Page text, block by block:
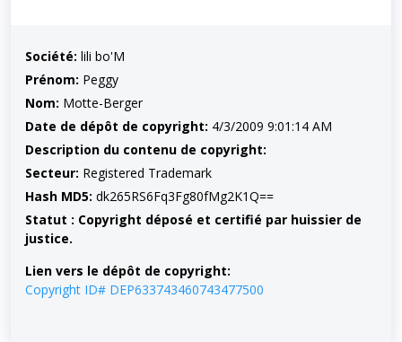
Société: lili bo'M
Prénom: Peggy
Nom: Motte-Berger
Date de dépôt de copyright: 4/3/2009 9:01:14 AM
Description du contenu de copyright:
Secteur: Registered Trademark
Hash MD5: dk265RS6Fq3Fg80fMg2K1Q==
Statut : Copyright déposé et certifié par huissier de
justice.
Lien vers le dépôt de copyright:
Copyright ID# DEP633743460743477500